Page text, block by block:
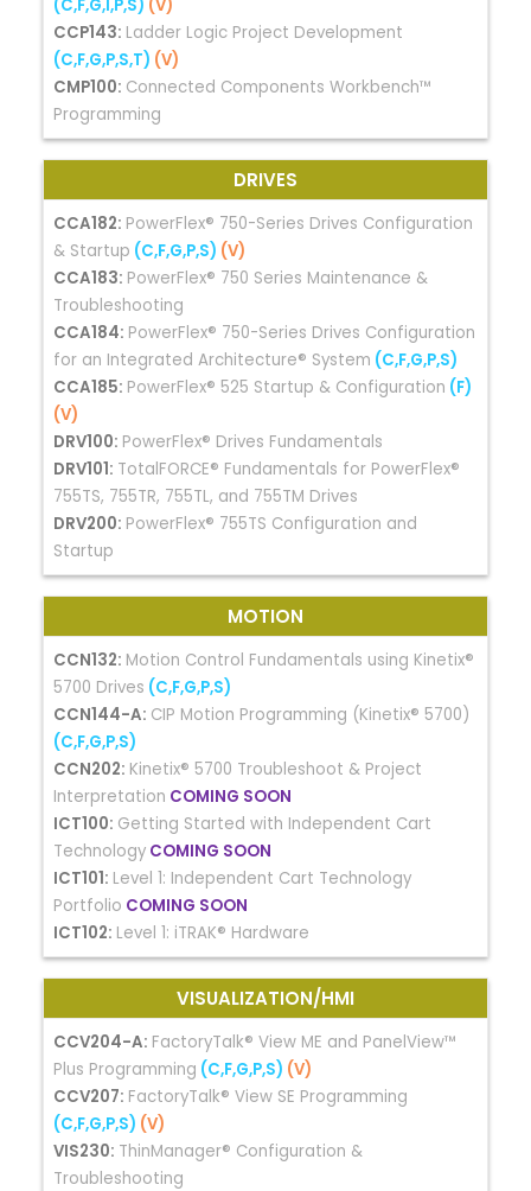
(C,F,G,I,P,S) (V)
CCP143: Ladder Logic Project Development
(C,F,G,P,S,T) (V)
CMP100: Connected Components Workbench™
Programming
DRIVES
CCA182: PowerFlex® 750-Series Drives Configuration
& Startup (C,F,G,P,S) (V)
CCA183: PowerFlex® 750 Series Maintenance &
Troubleshooting
CCA184: PowerFlex® 750-Series Drives Configuration
for an Integrated Architecture® System (C,F,G,P,S)
CCA185: PowerFlex® 525 Startup & Configuration (F)
(V)
DRV100: PowerFlex® Drives Fundamentals
DRV101: TotalFORCE® Fundamentals for PowerFlex®
755TS, 755TR, 755TL, and 755TM Drives
DRV200: PowerFlex® 755TS Configuration and
Startup
MOTION
CCN132: Motion Control Fundamentals using Kinetix®
5700 Drives (C,F,G,P,S)
CCN144-A: CIP Motion Programming (Kinetix® 5700)
(C,F,G,P,S)
CCN202: Kinetix® 5700 Troubleshoot & Project
Interpretation COMING SOON
ICT100: Getting Started with Independent Cart
Technology COMING SOON
ICT101: Level 1: Independent Cart Technology
Portfolio COMING SOON
ICT102: Level 1: iTRAK® Hardware
VISUALIZATION/HMI
CCV204-A: FactoryTalk® View ME and PanelView™
Plus Programming (C,F,G,P,S) (V)
CCV207: FactoryTalk® View SE Programming
(C,F,G,P,S) (V)
VIS230: ThinManager® Configuration &
Troubleshooting